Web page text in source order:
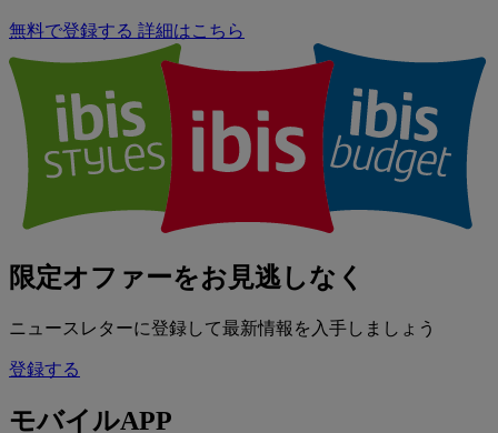
無料で登録する 詳細はこちら
限定オファーをお見逃しなく
ニュースレターに登録して最新情報を入手しましょう
登録する
モバイルAPP